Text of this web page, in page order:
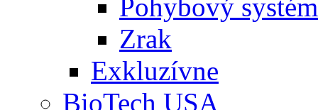
Pohybový systém
Zrak
Exkluzívne
BioTech USA